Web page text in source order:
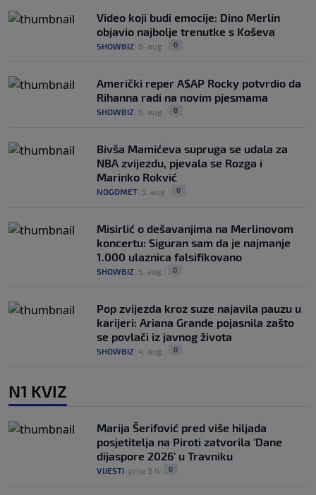
Video koji budi emocije: Dino Merlin
objavio najbolje trenutke s Koševa
SHOWBIZ 6. aug. 0
Američki reper A$AP Rocky potvrdio da
Rihanna radi na novim pjesmama
SHOWBIZ 6. aug. 0
Bivša Mamićeva supruga se udala za
NBA zvijezdu, pjevala se Rozga i
Marinko Rokvić
NOGOMET 5. aug. 0
Misirlić o dešavanjima na Merlinovom
koncertu: Siguran sam da je najmanje
1.000 ulaznica falsifikovano
SHOWBIZ 5. aug. 0
Pop zvijezda kroz suze najavila pauzu u
karijeri: Ariana Grande pojasnila zašto
se povlači iz javnog života
SHOWBIZ 4. aug. 0
N1 KVIZ
Marija Šerifović pred više hiljada
posjetitelja na Piroti zatvorila 'Dane
dijaspore 2026' u Travniku
VIJESTI prije 3 h 0